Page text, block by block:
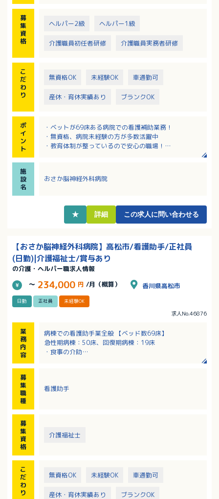
募
集
資
格
ヘルパー2級 ヘルパー1級
介護職員初任者研修 介護職員実務者研修
こ
だ
わ
り
無資格OK 未経験OK 車通勤可
産休・育休実績あり ブランクOK
ポ
イ
ン
ト
・ベットが69床ある病院での看護補助業務！
・無資格、病院未経験の方が多数活躍中
・教育体制が整っているので安心の職場！
施
設
名
おさか脳神経外科病院
★ 詳細 この求人に問い合わせる
【おさか脳神経外科病院】高松市/看護助手/正社員
(日勤)|介護福祉士/賞与あり
の介護・ヘルパー職求人情報
～ 234,000 円 /月（概算） 香川県高松市
日勤 正社員 未経験OK
求人No.46876
業
務
内
容
病棟での看護助手業全般 【ベッド数69床】
急性期病棟：50床、回復期病棟：19床
・食事の介助
・患者様の日常生活全般の介護業務
募
集
職
種
看護助手
募
集
資
格
介護福祉士
こ
だ
わ
り
無資格OK 未経験OK 車通勤可
産休・育休実績あり ブランクOK